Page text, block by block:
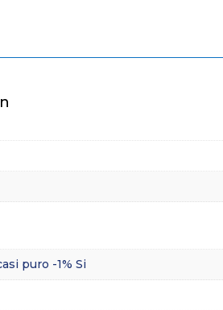
puro -1% Si